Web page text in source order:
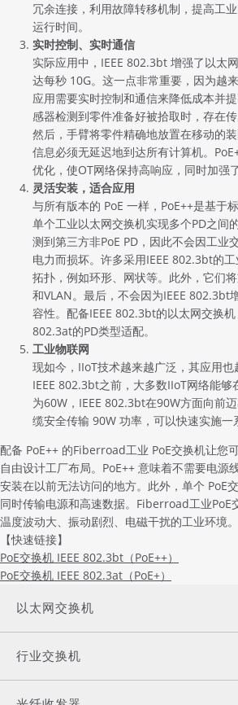
冗余连接，利用故障转移机制，提高工
运行时间。
实时控制、实时通信
实际应用中，IEEE 802.3bt 增强了以太
达每秒 10G。这一点非常重要，因为越
应用需要实时控制和通信来降低成本并
感器检测到零件准备好被拾取时，存在
然后，手臂将零件精确地放置在移动的
信息必须无延迟地到达所有计算机。
优化，使OT网络保持高响应，同时加强
灵活安装，适合应用
与所有版本的 PoE 一样，PoE++是基于
单个工业以太网交换机实现多个PD之间
测到第三方非PoE PD，因此不会因工业
电力而损坏。许多采用IEEE 802.3bt的
拓扑，例如环形、网状等。此外，它们
和VLAN。最后，不会因为IEEE 802.3bt
容性。配备IEEE 802.3bt的以太网交换
802.3at的PD类型适配。
工业物联网
现如今，IIoT技术越来越广泛，其应用
IEEE 802.3bt之前，大多数IIoT网络能
为60W，IEEE 802.3bt在90W方面向前
缆安全传输 90W 功率，可以快速实施一
配备 PoE++ 的Fiberroad工业 PoE交换机让您
自由设计工厂布局。PoE++ 意味着不需要电源
安装在以前无法访问的地方。此外，单个 PoE
同时传输电源和高速数据。Fiberroad工业PoE
温度波动大、振动剧烈、电磁干扰的工业环境。
【快速链接】
PoE交换机 IEEE 802.3bt（PoE++）
PoE交换机 IEEE 802.3at（PoE+）
以太网交换机
行业交换机